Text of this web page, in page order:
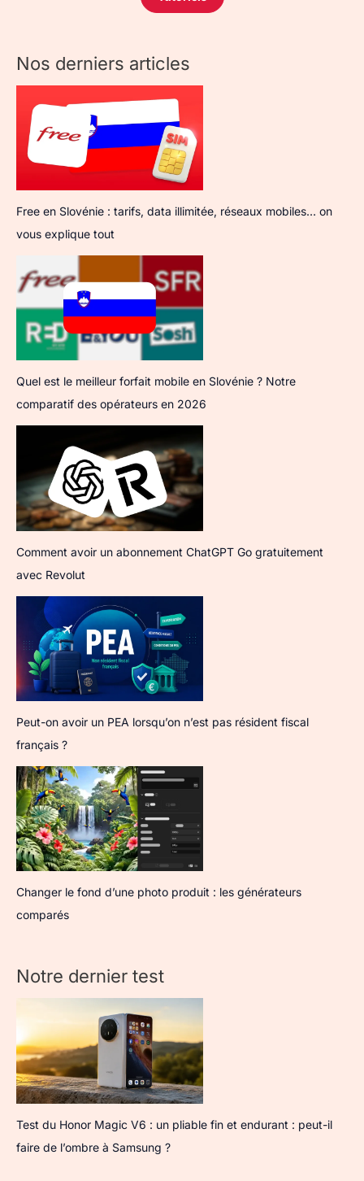
Nos derniers articles
Free en Slovénie : tarifs, data illimitée, réseaux mobiles… on
vous explique tout
Quel est le meilleur forfait mobile en Slovénie ? Notre
comparatif des opérateurs en 2026
Comment avoir un abonnement ChatGPT Go gratuitement
avec Revolut
Peut-on avoir un PEA lorsqu’on n’est pas résident fiscal
français ?
Changer le fond d’une photo produit : les générateurs
comparés
Notre dernier test
Test du Honor Magic V6 : un pliable fin et endurant : peut-il
faire de l’ombre à Samsung ?